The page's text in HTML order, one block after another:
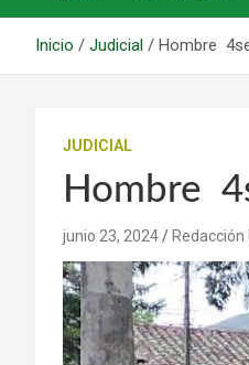
Inicio Judicial Hombre
JUDICIAL
Hombre
junio 23, 2024 Redacción